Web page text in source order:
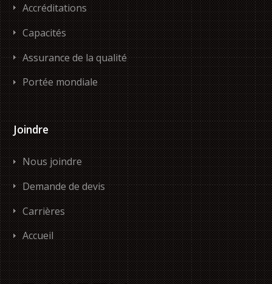
Accréditations
Capacités
Assurance de la qualité
Portée mondiale
Joindre
Nous joindre
Demande de devis
Carrières
Accueil